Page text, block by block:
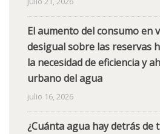
El aumento del consumo en
desigual sobre las reservas
la necesidad de eficiencia y
urbano del agua
julio 16, 2026
¿Cuánta agua hay detrás de